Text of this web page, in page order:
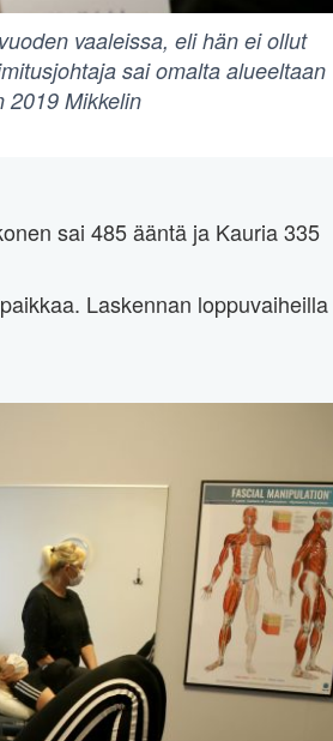
vaaleissa, eli hän ei ollut
sai omalta alueeltaan
2019 Mikkelin
sai 485 ääntä ja Kauria 335
Laskennan loppuvaiheilla